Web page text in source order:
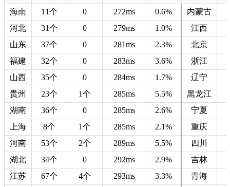
海南
11个 0 272ms 0.6% 内蒙古
河北
31个 0 279ms 1.0% 江西
山东
37个 0 281ms 2.3% 北京
福建
32个 0 283ms 3.6% 浙江
山西
35个 0 284ms 1.7% 辽宁
贵州
23个 1个 285ms 5.5% 黑龙江
湖南
36个 0 285ms 2.6% 宁夏
上海
8个 1个 285ms 2.1% 重庆
河南
53个 2个 289ms 5.5% 四川
湖北
34个 0 292ms 2.9% 吉林
江苏
67个 4个 293ms 3.3% 青海